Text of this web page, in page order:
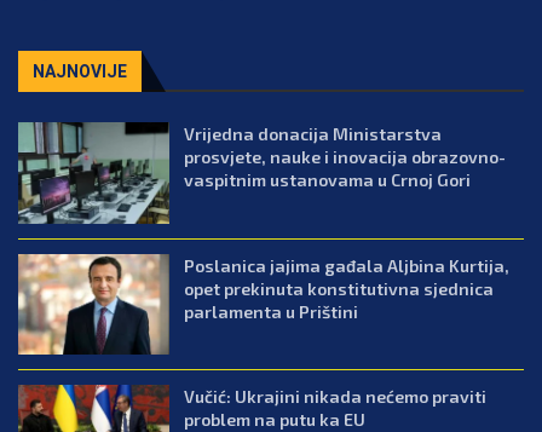
NAJNOVIJE
Vrijedna donacija Ministarstva
prosvjete, nauke i inovacija obrazovno-
vaspitnim ustanovama u Crnoj Gori
Poslanica jajima gađala Aljbina Kurtija,
opet prekinuta konstitutivna sjednica
parlamenta u Prištini
Vučić: Ukrajini nikada nećemo praviti
problem na putu ka EU